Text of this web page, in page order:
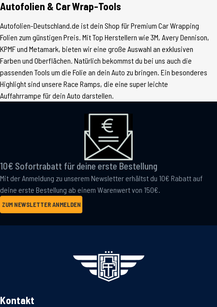
Autofolien & Car Wrap-Tools
Autofolien-Deutschland.de ist dein Shop für Premium Car Wrapping
Folien zum günstigen Preis. Mit Top Herstellern wie 3M, Avery Dennison,
KPMF und Metamark, bieten wir eine große Auswahl an exklusiven
Farben und Oberflächen. Natürlich bekommst du bei uns auch die
passenden Tools um die Folie an dein Auto zu bringen. Ein besonderes
Highlight sind unsere Race Ramps, die eine super leichte
Auffahrrampe für dein Auto darstellen.
10€ Sofortrabatt für deine erste Bestellung
Mit der Anmeldung zu unserem Newsletter erhältst du 10€ Rabatt auf
deine erste Bestellung ab einem Warenwert von 150€.
ZUM NEWSLETTER ANMELDEN
Kontakt